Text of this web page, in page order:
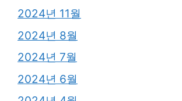
2024년 11월
2024년 8월
2024년 7월
2024년 6월